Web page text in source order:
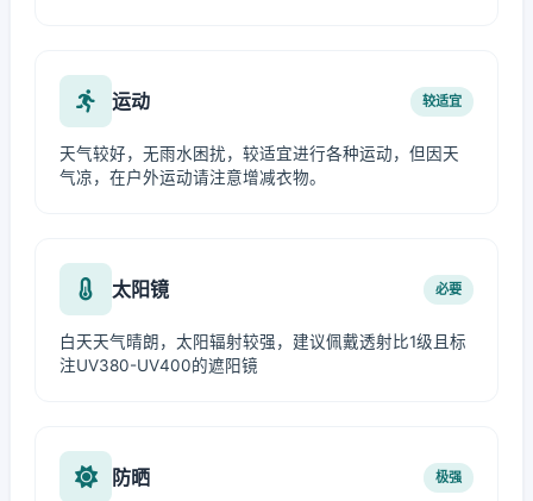
运动 较适宜
天气较好，无雨水困扰，较适宜进行各种运动，但因天
气凉，在户外运动请注意增减衣物。
太阳镜 必要
白天天气晴朗，太阳辐射较强，建议佩戴透射比1级且标
注UV380-UV400的遮阳镜
防晒 极强